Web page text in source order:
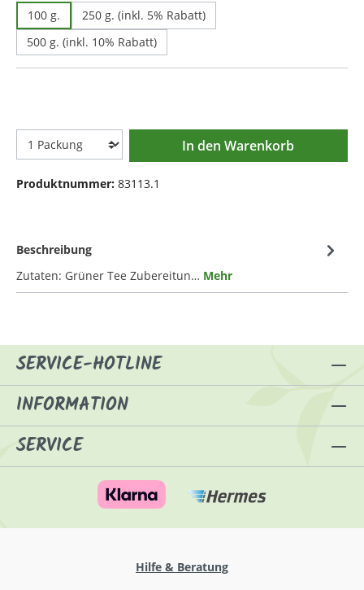
100 g.
250 g. (inkl. 5% Rabatt)
500 g. (inkl. 10% Rabatt)
In den Warenkorb
Produktnummer: 83113.1
Beschreibung
Zutaten: Grüner Tee Zubereitun… Mehr
SERVICE-HOTLINE
INFORMATION
SERVICE
Hilfe & Beratung